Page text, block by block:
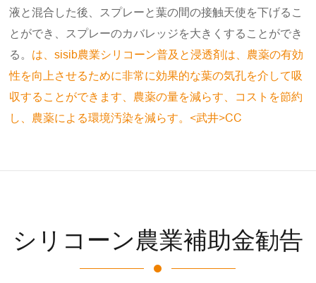
液と混合した後、スプレーと葉の間の接触天使を下げるこ
とができ、スプレーのカバレッジを大きくすることができ
る。 は、sisib農業シリコーン普及と浸透剤は、農薬の有効
性を向上させるために非常に効果的な葉の気孔を介して吸
収することができます、農薬の量を減らす、コストを節約
し、農薬による環境汚染を減らす。<武井>CC
シリコーン農業補助金勧告